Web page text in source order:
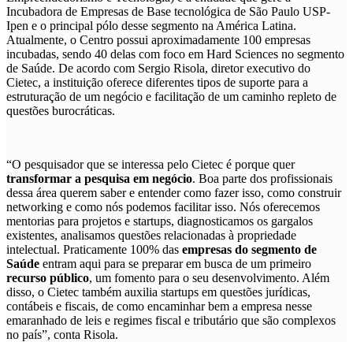
Incubadora de Empresas de Base tecnológica de São Paulo USP-
Ipen e o principal pólo desse segmento na América Latina.
Atualmente, o Centro possui aproximadamente 100 empresas
incubadas, sendo 40 delas com foco em Hard Sciences no segmento
de Saúde. De acordo com Sergio Risola, diretor executivo do
Cietec, a instituição oferece diferentes tipos de suporte para a
estruturação de um negócio e facilitação de um caminho repleto de
questões burocráticas.
“O pesquisador que se interessa pelo Cietec é porque quer
transformar a pesquisa em negócio. Boa parte dos profissionais
dessa área querem saber e entender como fazer isso, como construir
networking e como nós podemos facilitar isso. Nós oferecemos
mentorias para projetos e startups, diagnosticamos os gargalos
existentes, analisamos questões relacionadas à propriedade
intelectual. Praticamente 100% das empresas do segmento de
Saúde entram aqui para se preparar em busca de um primeiro
recurso público, um fomento para o seu desenvolvimento. Além
disso, o Cietec também auxilia startups em questões jurídicas,
contábeis e fiscais, de como encaminhar bem a empresa nesse
emaranhado de leis e regimes fiscal e tributário que são complexos
no país”, conta Risola.